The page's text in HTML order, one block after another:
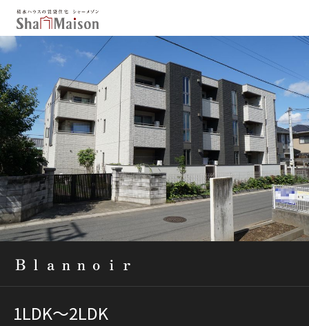
保存した条件
お気に入り
新着メール設定
最近見た物件
北海道 東北
関東
中部
関西
中国・四国
九州
市区郡・路線・駅から探す
通勤・通学時間から探す
地図から探す
Ｂｌａｎｎｏｉｒ
1LDK〜2LDK